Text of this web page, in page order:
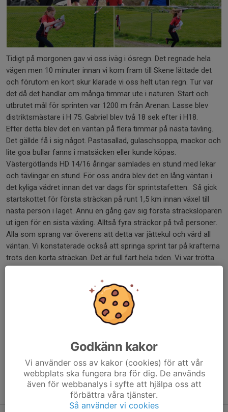
Tidigt på morgonen gav vi oss iväg i ösregn. Det regnade hela
vägen men 10 minuter innan vi kom fram till Skene lättade det
och förutom en kort skur klarade vi oss helt utan regn. Tur var
det då det handlar om många timmar ute i naturen. Start och
utbrutet mål för sprinten var 1200 m från Arenan. Lasse blev
distriktsmästare i H 75. Gabriel blev två 18 sek efter i H18.
Efter detta blev det en väntan på flera timmar på nästa tävling.
Det gällde få i sig något. Pastasallad, gulaschsoppa, mackor och
lite goa bullar fanns i matsäcken eller kunde köpas.
Västergötlands HD 14/16 åringar samlades en stund med lekar
och tävlingar en stund. För oss andra blev det en lång väntan i
det kyliga vädret innan det var dags för sprintstafetten. Så gick
startskottet för första sträckan på runt 1,5 km innan växel till
nästa person i laget. Ännu en gång gav sig första sträckslöparen
ut igen för en sista växling. Alltså fyra sträckor på två personer.
Alla som sprang var överens att detta var jättekul och värd all
väntan. Vi konstaterade också att springa sprint tar på krafterna
trots den korta sträckan. Det är full fart hela tiden. Vi var trötta
efter en lång dag.
Nu väntar flera sprinttävlingar. Närmast BohuslänDals sprint-DM i
Lilla Edet där vi västgötar kan delta utom tävlan om DM tecken
Tidigare nyheter
Godkänn kakor
Vi använder oss av kakor (cookies) för att vår
webbplats ska fungera bra för dig. De används
även för webbanalys i syfte att hjälpa oss att
förbättra våra tjänster.
Så använder vi cookies